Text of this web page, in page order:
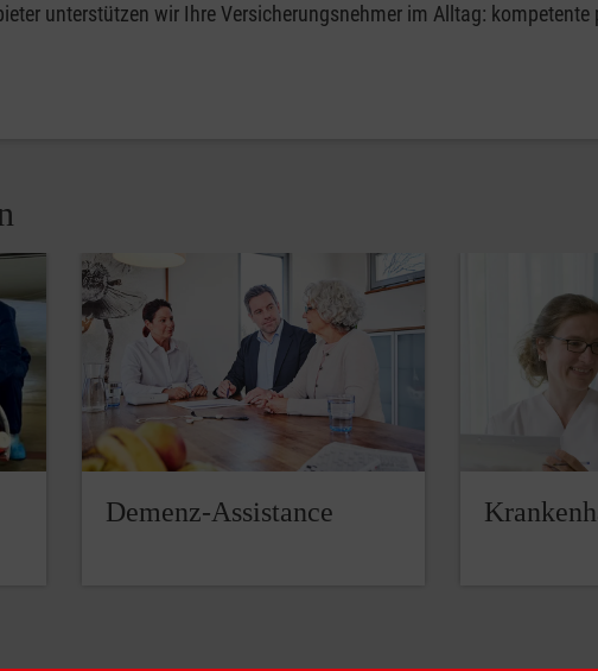
unterstützen wir Ihre Versicherungsnehmer im Alltag: kompetente
Demenz-Assistance